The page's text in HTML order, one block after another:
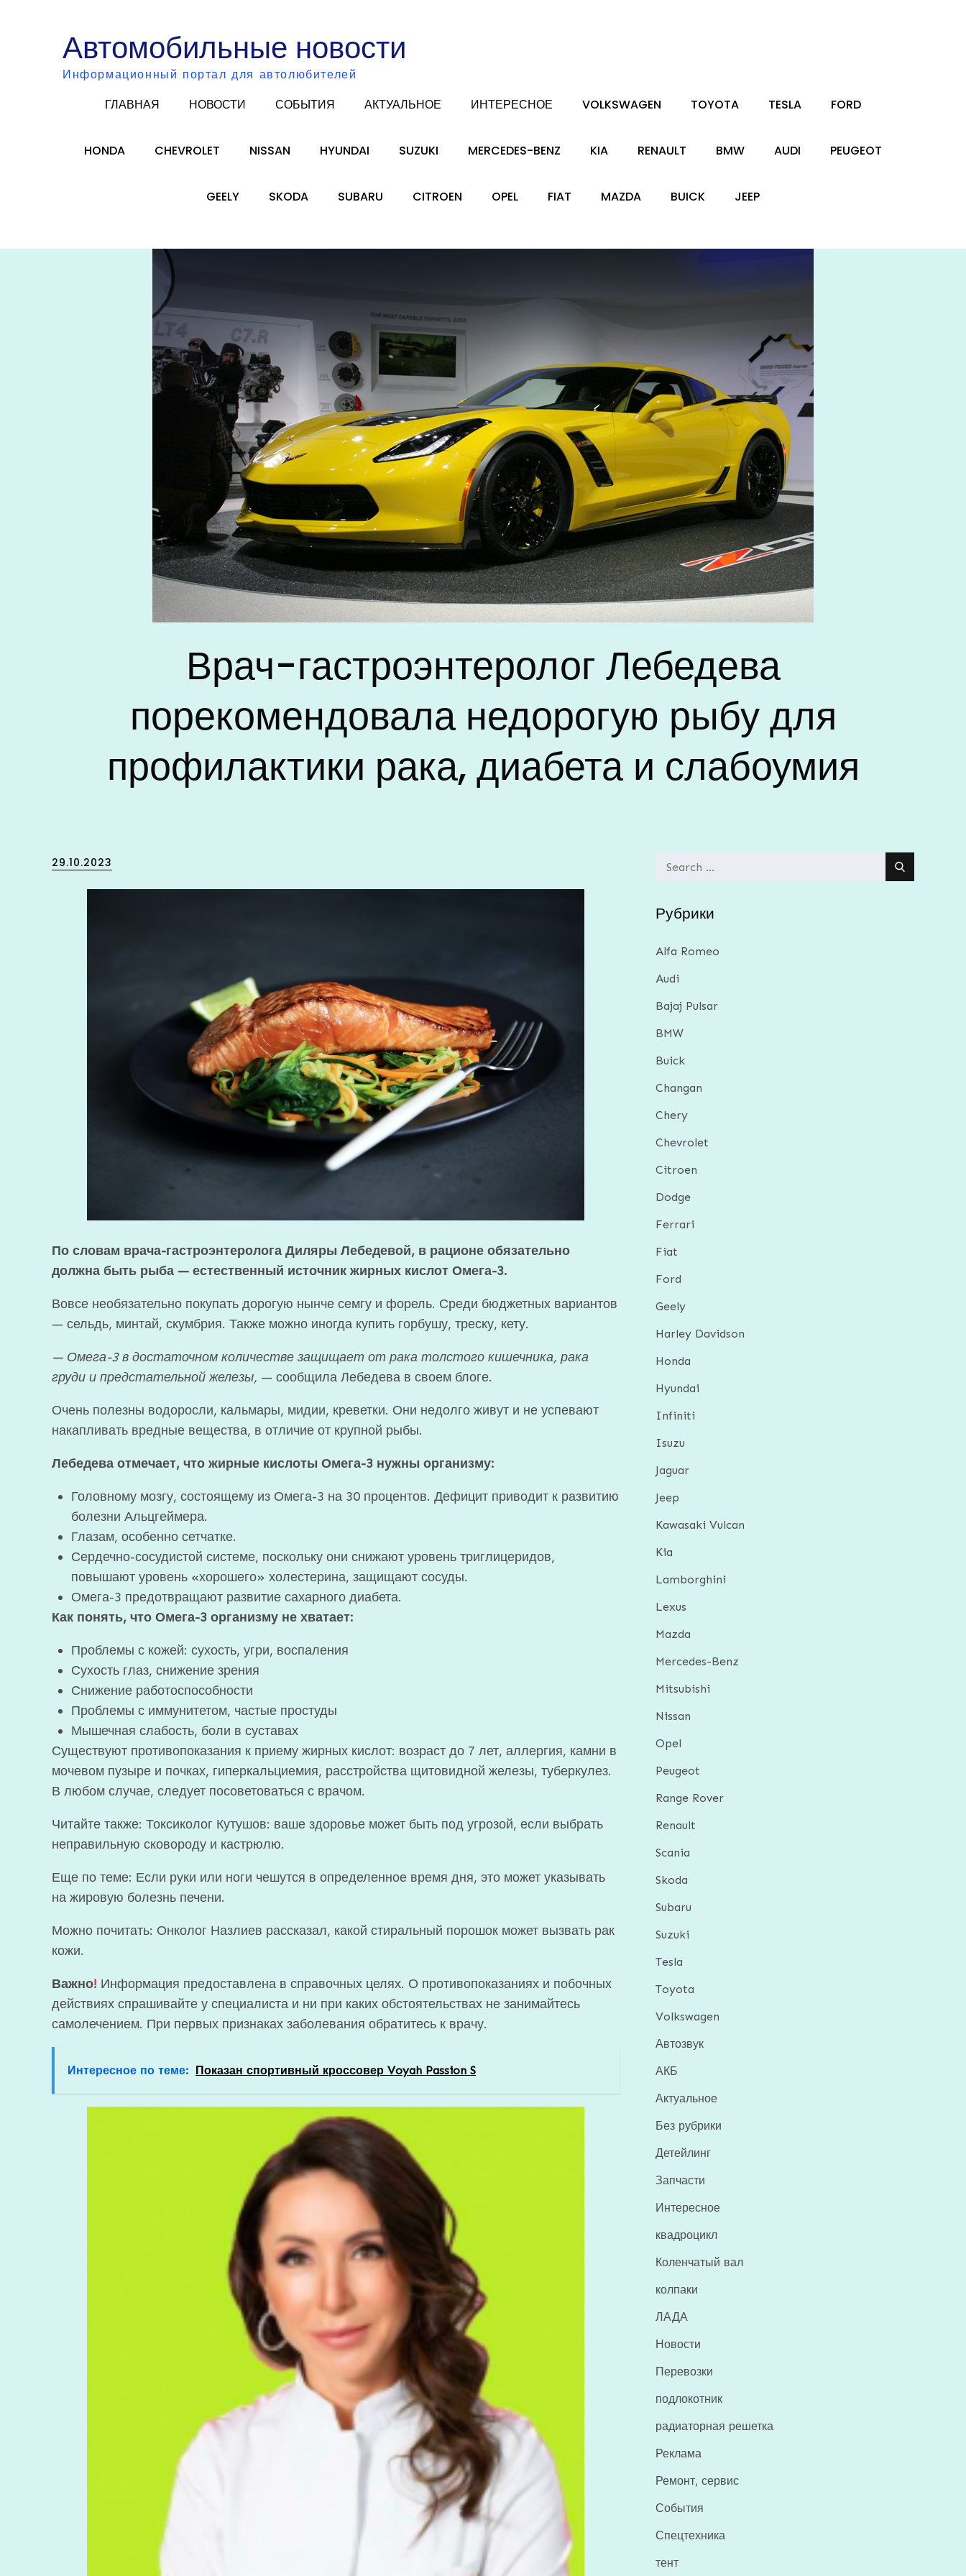
Автомобильные новости
Информационный портал для автолюбителей
ГЛАВНАЯ НОВОСТИ СОБЫТИЯ АКТУАЛЬНОЕ ИНТЕРЕСНОЕ VOLKSWAGEN TOYOTA TESLA FORD
HONDA CHEVROLET NISSAN HYUNDAI SUZUKI MERCEDES-BENZ KIA RENAULT BMW AUDI PEUGEOT
GEELY SKODA SUBARU CITROEN OPEL FIAT MAZDA BUICK JEEP
Врач-гастроэнтеролог Лебедева
порекомендовала недорогую рыбу для
профилактики рака, диабета и слабоумия
Posted
29.10.2023
По словам врача-гастроэнтеролога Диляры Лебедевой, в рационе обязательно
должна быть рыба — естественный источник жирных кислот Омега-3.
Вовсе необязательно покупать дорогую нынче семгу и форель. Среди бюджетных вариантов
— сельдь, минтай, скумбрия. Также можно иногда купить горбушу, треску, кету.
— Омега-3 в достаточном количестве защищает от рака толстого кишечника, рака
груди и предстательной железы, — сообщила Лебедева в своем блоге.
Очень полезны водоросли, кальмары, мидии, креветки. Они недолго живут и не успевают
накапливать вредные вещества, в отличие от крупной рыбы.
Лебедева отмечает, что жирные кислоты Омега-3 нужны организму:
Головному мозгу, состоящему из Омега-3 на 30 процентов. Дефицит приводит к развитию
болезни Альцгеймера.
Глазам, особенно сетчатке.
Сердечно-сосудистой системе, поскольку они снижают уровень триглицеридов,
повышают уровень «хорошего» холестерина, защищают сосуды.
Омега-3 предотвращают развитие сахарного диабета.
Как понять, что Омега-3 организму не хватает:
Проблемы с кожей: сухость, угри, воспаления
Сухость глаз, снижение зрения
Снижение работоспособности
Проблемы с иммунитетом, частые простуды
Мышечная слабость, боли в суставах
Существуют противопоказания к приему жирных кислот: возраст до 7 лет, аллергия, камни в
мочевом пузыре и почках, гиперкальциемия, расстройства щитовидной железы, туберкулез.
В любом случае, следует посоветоваться с врачом.
Читайте также: Токсиколог Кутушов: ваше здоровье может быть под угрозой, если выбрать
неправильную сковороду и кастрюлю.
Еще по теме: Если руки или ноги чешутся в определенное время дня, это может указывать
на жировую болезнь печени.
Можно почитать: Онколог Назлиев рассказал, какой стиральный порошок может вызвать рак
кожи.
Важно! Информация предоставлена в справочных целях. О противопоказаниях и побочных
действиях спрашивайте у специалиста и ни при каких обстоятельствах не занимайтесь
самолечением. При первых признаках заболевания обратитесь к врачу.
Интересное по теме: Показан спортивный кроссовер Voyah Passion S
Search
Рубрики
Alfa Romeo
Audi
Bajaj Pulsar
BMW
Buick
Changan
Chery
Chevrolet
Citroen
Dodge
Ferrari
Fiat
Ford
Geely
Harley Davidson
Honda
Hyundai
Infiniti
Isuzu
Jaguar
Jeep
Kawasaki Vulcan
Kia
Lamborghini
Lexus
Mazda
Mercedes-Benz
Mitsubishi
Nissan
Opel
Peugeot
Range Rover
Renault
Scania
Skoda
Subaru
Suzuki
Tesla
Toyota
Volkswagen
Автозвук
АКБ
Актуальное
Без рубрики
Детейлинг
Запчасти
Интересное
квадроцикл
Коленчатый вал
колпаки
ЛАДА
Новости
Перевозки
подлокотник
радиаторная решетка
Реклама
Ремонт, сервис
События
Спецтехника
тент